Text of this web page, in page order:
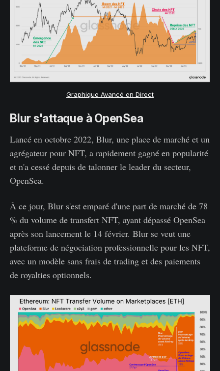
Graphique Avancé en Direct
Blur s'attaque à OpenSea
Lancé en octobre 2022, Blur, une place de marché et un
agrégateur pour NFT, a rapidement gagné en popularité
et n'a cessé depuis de talonner le leader du secteur,
OpenSea.
À ce jour, Blur s'est emparé d'une part de marché de 78
% du volume de transfert NFT, ayant dépassé OpenSea
après son lancement le 14 février. Blur se veut une
plateforme de négociation professionnelle pour les NFT,
avec un modèle sans frais de trading et des paiements
de royalties optionnels.